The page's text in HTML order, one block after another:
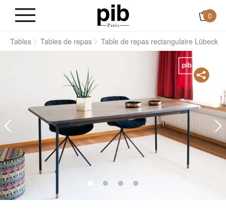
0
Tables Tables de repas Table de repas rectangulaire Lübeck